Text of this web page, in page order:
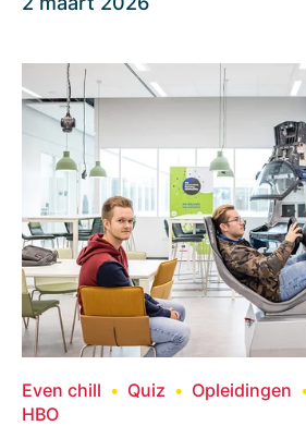
Even chill Quiz Opleidingen
HBO